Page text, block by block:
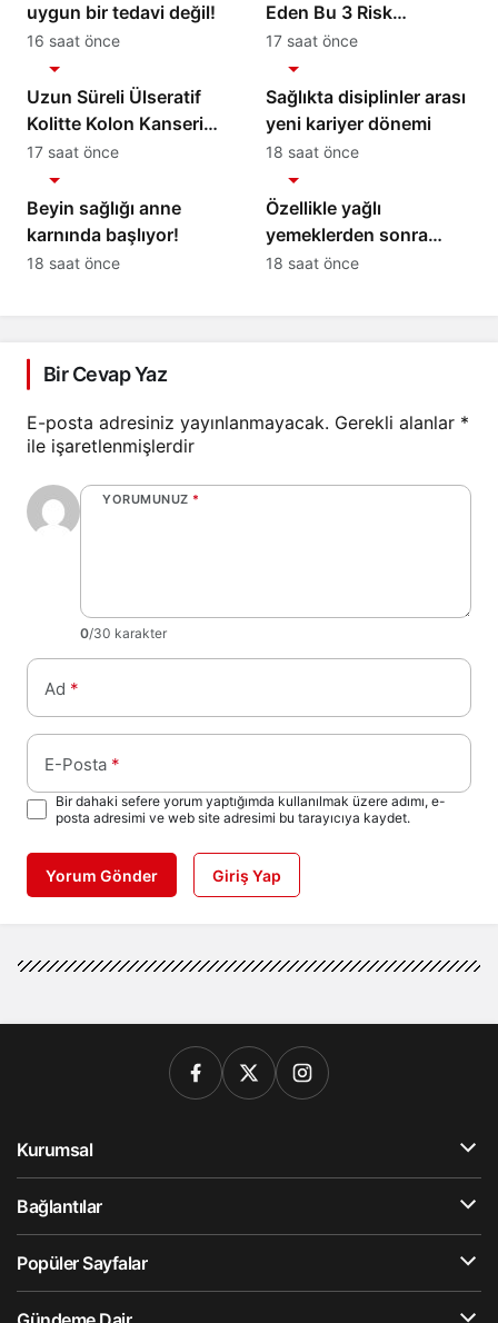
uygun bir tedavi değil!
16 saat önce
Eden Bu 3 Risk
Faktörüne Dikkat!
17 saat önce
Uzun Süreli Ülseratif
Kolitte Kolon Kanseri
Riski Artıyor mu?
17 saat önce
Sağlıkta disiplinler arası
yeni kariyer dönemi
18 saat önce
Beyin sağlığı anne
karnında başlıyor!
18 saat önce
Özellikle yağlı
yemeklerden sonra
başlıyorsa, gecikmeyin
18 saat önce
Bir Cevap Yaz
E-posta adresiniz yayınlanmayacak. Gerekli alanlar *
ile işaretlenmişlerdir
YORUMUNUZ *
0/30 karakter
Ad *
E-Posta *
Bir dahaki sefere yorum yaptığımda kullanılmak üzere adımı, e-
posta adresimi ve web site adresimi bu tarayıcıya kaydet.
Yorum Gönder Giriş Yap
Kurumsal
Bağlantılar
Popüler Sayfalar